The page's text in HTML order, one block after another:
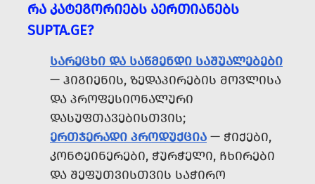
ᲠᲐ ᲙᲐᲢᲔᲒᲝᲠᲘᲔᲑᲡ ᲐᲔᲠᲗᲘᲐᲜᲔᲑᲡ
SUPTA.GE?
ᲡᲐᲠᲔᲪᲮᲘ ᲓᲐ ᲡᲐᲬᲛᲔᲜᲓᲘ ᲡᲐᲨᲣᲐᲚᲔᲑᲔᲑᲘ
— ᲰᲘᲒᲘᲔᲜᲘᲡ, ᲖᲔᲓᲐᲞᲘᲠᲔᲑᲘᲡ ᲛᲝᲕᲚᲘᲡᲐ
ᲓᲐ ᲞᲠᲝᲤᲔᲡᲘᲝᲜᲐᲚᲣᲠᲘ
ᲓᲐᲡᲣᲤᲗᲐᲕᲔᲑᲘᲡᲗᲕᲘᲡ;
ᲔᲠᲗᲯᲔᲠᲐᲓᲘ ᲞᲠᲝᲓᲣᲥᲪᲘᲐ — ᲭᲘᲥᲔᲑᲘ,
ᲙᲝᲜᲢᲔᲘᲜᲔᲠᲔᲑᲘ, ᲭᲣᲠᲭᲔᲚᲘ, ᲩᲮᲘᲠᲔᲑᲘ
ᲓᲐ ᲨᲔᲤᲣᲗᲕᲘᲡᲗᲕᲘᲡ ᲡᲐᲭᲘᲠᲝ